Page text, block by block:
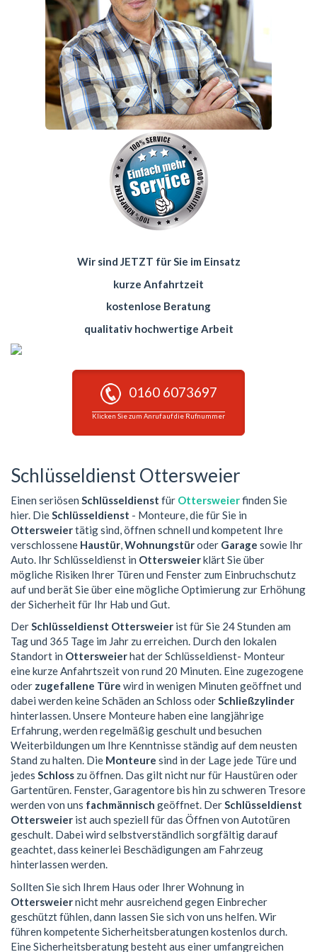
Wir sind JETZT für Sie im Einsatz
kurze Anfahrtzeit
kostenlose Beratung
qualitativ hochwertige Arbeit
0160 6073697
Klicken Sie zum Anruf auf die Rufnummer
Schlüsseldienst Ottersweier
Einen seriösen Schlüsseldienst für Ottersweierfinden Sie
hier. DieSchlüsseldienst - Monteure, die für Sie in
Ottersweiertätig sind, öffnen schnell und kompetent Ihre
verschlossene Haustür,Wohnungstüroder Garage sowie Ihr
Auto. Ihr Schlüsseldienst in Ottersweierklärt Sie über
mögliche Risiken Ihrer Türen und Fenster zum Einbruchschutz
auf und berät Sie über eine mögliche Optimierung zur Erhöhung
der Sicherheit für Ihr Hab und Gut.
DerSchlüsseldienst Ottersweier ist für Sie 24 Stunden am
Tag und 365 Tage im Jahr zu erreichen. Durch den lokalen
Standort in Ottersweierhat der Schlüsseldienst- Monteur
eine kurze Anfahrtszeit von rund 20 Minuten. Eine zugezogene
oder zugefallene Türe wird in wenigen Minuten geöffnet und
dabei werden keine Schäden an Schloss oderSchließzylinder
hinterlassen. Unsere Monteure haben eine langjährige
Erfahrung, werden regelmäßig geschult und besuchen
Weiterbildungen um Ihre Kenntnisse ständig auf dem neusten
Stand zu halten. Die Monteure sind in der Lage jede Türe und
jedes Schloss zu öffnen. Das gilt nicht nur für Haustüren oder
Gartentüren. Fenster, Garagentore bis hin zu schweren Tresore
werden von uns fachmännisch geöffnet. DerSchlüsseldienst
Ottersweier ist auch speziell für das Öffnen von Autotüren
geschult. Dabei wird selbstverständlich sorgfältig darauf
geachtet, dass keinerlei Beschädigungen am Fahrzeug
hinterlassen werden.
Sollten Sie sich Ihrem Haus oder Ihrer Wohnung in
Ottersweiernicht mehr ausreichend gegen Einbrecher
geschützt fühlen, dann lassen Sie sich von uns helfen. Wir
führen kompetente Sicherheitsberatungen kostenlos durch.
Eine Sicherheitsberatung besteht aus einer umfangreichen